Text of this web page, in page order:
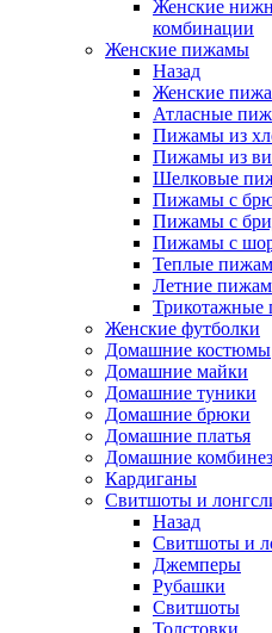
Женские
комбинации
Женские пижамы
Назад
Женские
Атласные
Пижамы из
Пижамы из
Шелковые
Пижамы с
Пижамы с
Пижамы с
Теплые
Летние
Женские футболки
Домашние костюмы
Домашние майки
Домашние туники
Домашние брюки
Домашние платья
Домашние
Кардиганы
Свитшоты и
Назад
Свитшоты и
Джемперы
Рубашки
Свитшоты
Толстовки